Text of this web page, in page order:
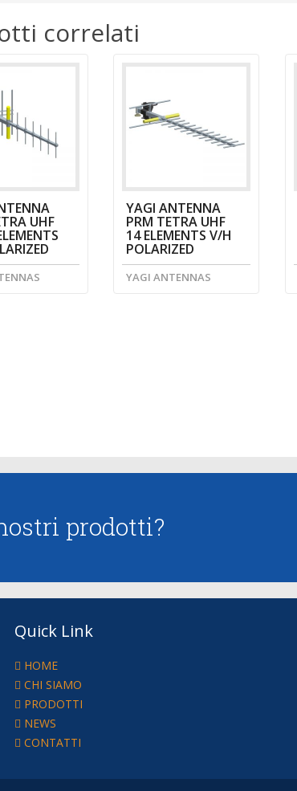
correlati
UHF
YAGI ANTENNA
PRM TETRA UHF
14 ELEMENTS V/H
POLARIZED
YAGI ANTENNAS
prodotti?
Quick Link
HOME
CHI SIAMO
PRODOTTI
NEWS
CONTATTI